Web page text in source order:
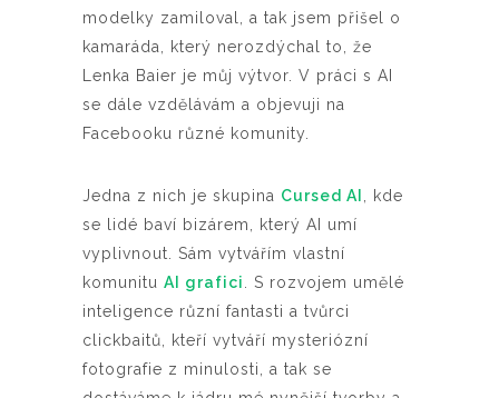
modelky zamiloval, a tak jsem přišel o
kamaráda, který nerozdýchal to, že
Lenka Baier je můj výtvor. V práci s AI
se dále vzdělávám a objevuji na
Facebooku různé komunity.
Jedna z nich je skupina Cursed AI
, kde
se lidé baví bizárem, který AI umí
vyplivnout. Sám vytvářím vlastní
komunitu AI grafici
. S rozvojem umělé
inteligence různí fantasti a tvůrci
clickbaitů, kteří vytváří mysteriózní
fotografie z minulosti, a tak se